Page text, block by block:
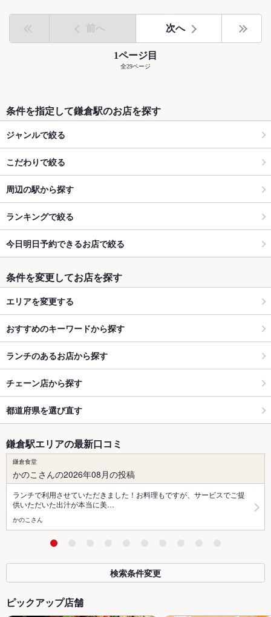
前へ 次へ
1ページ目
全29ページ
条件を指定して鎌倉駅のお店を探す
ジャンルで絞る
こだわりで絞る
周辺の駅から探す
ランキングで絞る
今日明日予約できるお店で絞る
条件を変更してお店を探す
エリアを変更する
おすすめのキーワードから探す
ランチのあるお店から探す
チェーン店から探す
都道府県を選び直す
鎌倉駅エリアの最新口コミ
鎌倉食堂
かのこさんの2026年08月の投稿
ランチで利用させていただきました！お料理もですが、サービスでご提
供いただいた出汁が本当に美…
かのこさん
検索条件変更
ピックアップ店舗